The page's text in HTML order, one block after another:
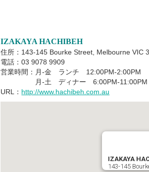
IZAKAYA HACHIBEH
住所：143-145 Bourke Street, Melbourne VIC
電話：03 9078 9909
営業時間：月-金 ランチ 12:00PM-2:00PM
月-土 ディナー 6:00PM-11:00PM（
URL： http://www.hachibeh.com.au
IZAKAYA
143-145